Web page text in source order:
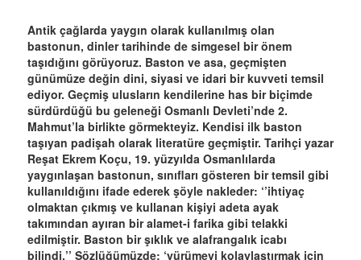
Antik çağlarda yaygın olarak kullanılmış olan
bastonun, dinler tarihinde de simgesel bir önem
taşıdığını görüyoruz. Baston ve asa, geçmişten
günümüze değin dini, siyasi ve idari bir kuvveti temsil
ediyor. Geçmiş ulusların kendilerine has bir biçimde
sürdürdüğü bu geleneği Osmanlı Devleti’nde 2.
Mahmut’la birlikte görmekteyiz. Kendisi ilk baston
taşıyan padişah olarak literatüre geçmiştir. Tarihçi yazar
Reşat Ekrem Koçu, 19. yüzyılda Osmanlılarda
yaygınlaşan bastonun, sınıfları gösteren bir temsil gibi
kullanıldığını ifade ederek şöyle nakleder: ‘’ihtiyaç
olmaktan çıkmış ve kullanan kişiyi adeta ayak
takımından ayıran bir alamet-i farika gibi telakki
edilmiştir. Baston bir şıklık ve alafrangalık icabı
bilindi.’’ Sözlüğümüzde; ‘yürümeyi kolaylaştırmak için